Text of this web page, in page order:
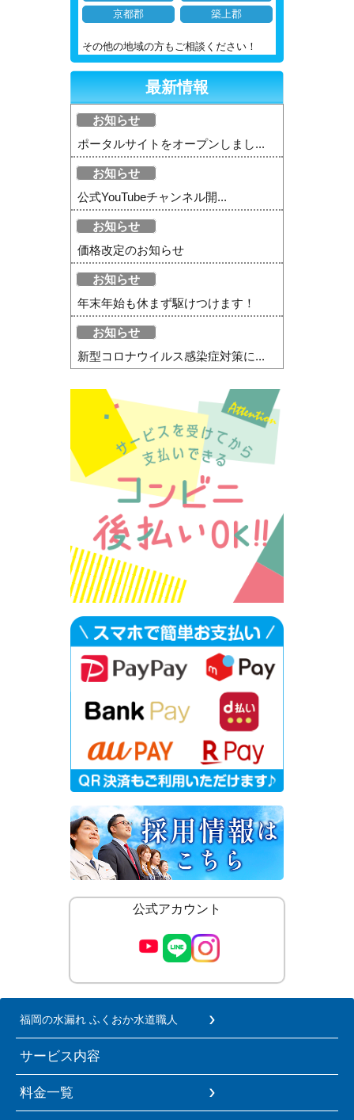
京都郡
築上郡
その他の地域の方もご相談ください！
最新情報
お知らせ
ポータルサイトをオープンしまし...
お知らせ
公式YouTubeチャンネル開...
お知らせ
価格改定のお知らせ
お知らせ
年末年始も休まず駆けつけます！
お知らせ
新型コロナウイルス感染症対策に...
公式アカウント
福岡の水漏れ ふくおか水道職人
サービス内容
料金一覧